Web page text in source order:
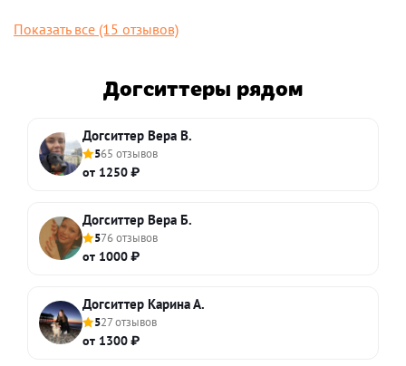
Показать все (15 отзывов)
Догситтеры рядом
Догситтер Вера В.
565 отзывов
от 1250 ₽
Догситтер Вера Б.
576 отзывов
от 1000 ₽
Догситтер Карина А.
527 отзывов
от 1300 ₽